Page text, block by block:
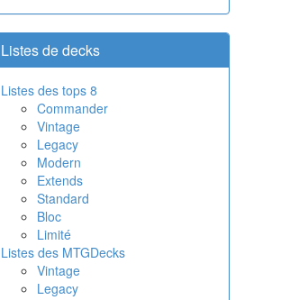
Listes de decks
Listes des tops 8
Commander
Vintage
Legacy
Modern
Extends
Standard
Bloc
Limité
Listes des MTGDecks
Vintage
Legacy